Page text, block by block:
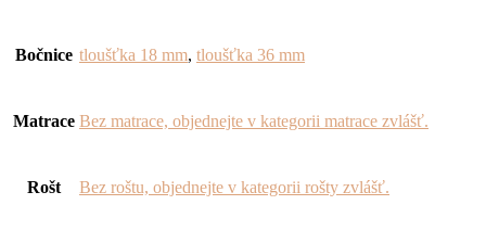
Bočnice tloušťka 18 mm, tloušťka 36 mm
Matrace Bez matrace, objednejte v kategorii matrace zvlášť.
Rošt Bez roštu, objednejte v kategorii rošty zvlášť.